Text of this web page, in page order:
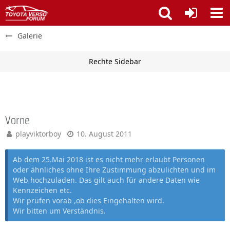
Galerie
Vorne
playviktorboy 10. August 2011
Ab dem 25.Mai 2018 ist es nicht mehr erlaubt Personen
oder ähnliches ohne Ihre Zustimmung abzulichten und im
Web hochzuladen. Das gilt auch für andere Daten wie
Kennzeichen etc.
Wir prüfen vorab ,ob dies Eingehalten wird.
Wir bitten um Verständnis.